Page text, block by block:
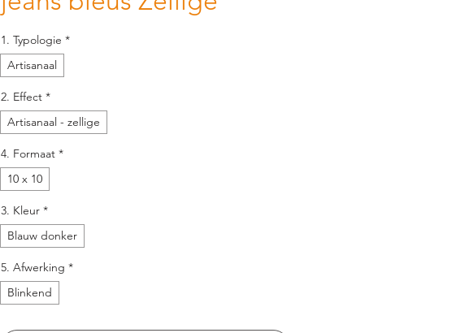
1. Typologie *
Artisanaal
2. Effect *
Artisanaal - zellige
4. Formaat *
10 x 10
3. Kleur *
Blauw donker
5. Afwerking *
Blinkend